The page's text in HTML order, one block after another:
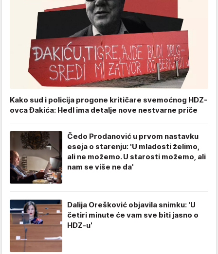
Kako sud i policija progone kritičare svemoćnog HDZ-
ovca Đakića: Hedl ima detalje nove nestvarne priče
Čedo Prodanović u prvom nastavku
eseja o starenju: 'U mladosti želimo,
ali ne možemo. U starosti možemo, ali
nam se više ne da'
Dalija Orešković objavila snimku: 'U
četiri minute će vam sve biti jasno o
HDZ-u'